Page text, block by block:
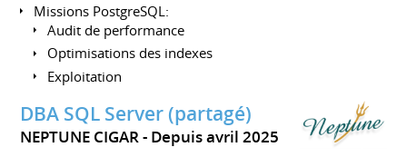
Missions PostgreSQL:
Audit de performance
Optimisations des indexes
Exploitation
DBA SQL Server (partagé)
NEPTUNE CIGAR Depuis avril 2025